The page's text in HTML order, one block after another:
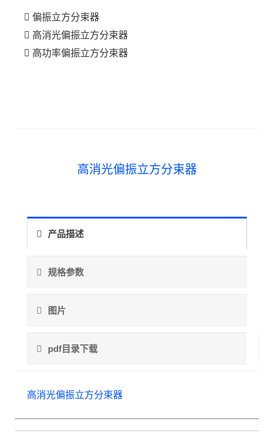
偏振立方分束器
高消光偏振立方分束器
高功率偏振立方分束器
高消光偏振立方分束器
产品描述
规格参数
图片
pdf目录下载
高消光偏振立方分束器